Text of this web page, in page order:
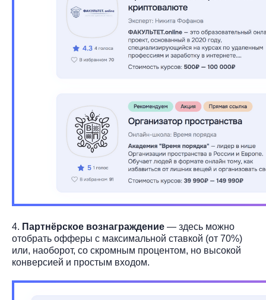
4. Партнёрское вознаграждение — здесь можно
отобрать офферы с максимальной ставкой (от 70%)
или, наоборот, со скромным процентом, но высокой
конверсией и простым входом.